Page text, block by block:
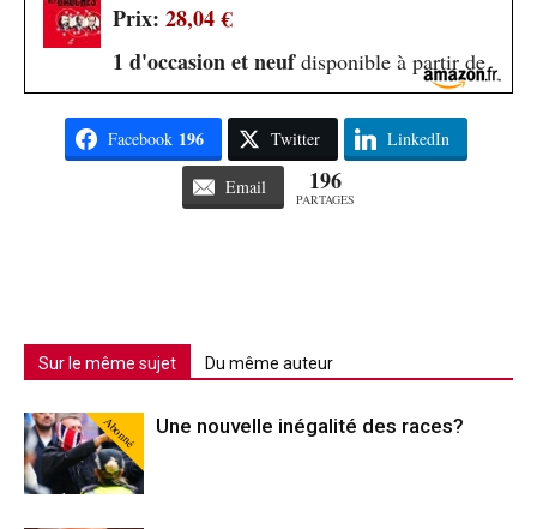
Prix: 28,04 €
1 d'occasion et neufdisponible à partir de
Facebook 196 Twitter LinkedIn
Email 196
PARTAGES
Sur le même sujet Du même auteur
Abonné Une nouvelle inégalité des races?